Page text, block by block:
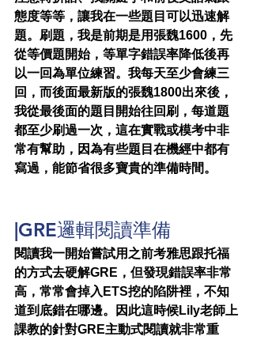
態度等等，讓我在一些題目可以迅速解
題。刷題，我是前期是用張魏1600，先
從等價題開始，等單字錯誤率降低後再
以一回為單位練習。我每天至少會練三
回，而後面最新版的張魏1800出來後，
我從最後面的題目開始往回刷，每道題
都至少刷過一次，這在實戰或模考中非
常有幫助，因為有些題目在機經中都有
寫過，能節省很多寶貴的準備時間。
|GRE邏輯閱讀準備
閱讀我一開始嘗試用之前考雅思跟托福
的方式去硬解GRE，但發現錯誤率非常
高，常常會掉入ETS挖的陷阱裡，不知
道到底錯在哪邊。因此這時候Lily老師上
課教的針對GRE主動式閱讀就非常重